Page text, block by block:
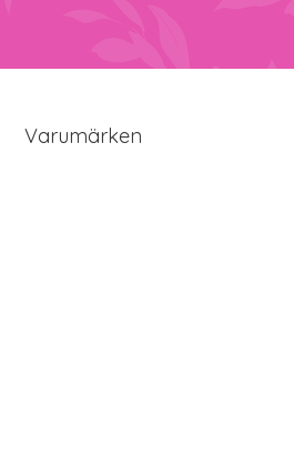
Varumärken